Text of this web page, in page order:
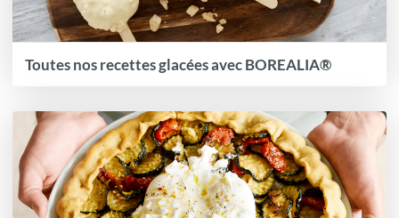
Toutes nos recettes glacées avec BOREALIA®